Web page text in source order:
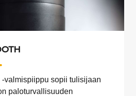
-valmispiippu sopii tulisijaan
paloturvallisuuden